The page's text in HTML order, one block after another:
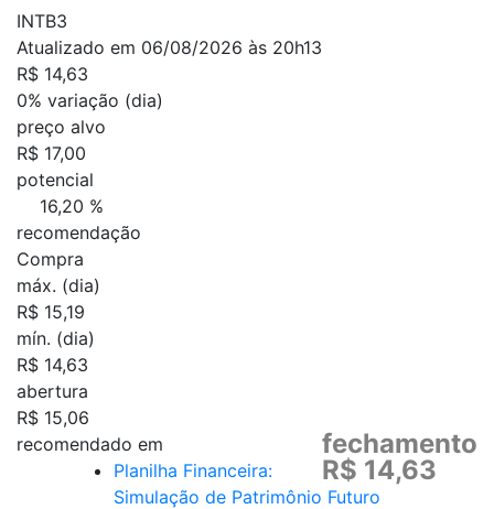
INTB3
Atualizado em 06/08/2026 às 20h13
R$ 14,63
0% variação (dia)
preço alvo
R$ 17,00
potencial
16,20 %
recomendação
Compra
máx. (dia)
R$ 15,19
mín. (dia)
R$ 14,63
abertura
R$ 15,06
fechamento
R$ 14,63
recomendado em
Planilha Financeira:
Simulação de Patrimônio Futuro